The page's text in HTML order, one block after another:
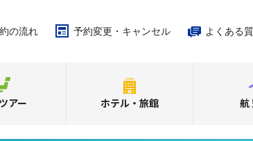
の流れ 予約変更・キャンセル よくある
アー ホテル・旅館